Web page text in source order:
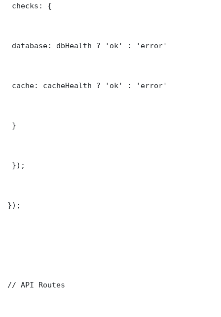
checks: {
database: dbHealth ? 'ok' : 'error'
cache: cacheHealth ? 'ok' : 'error'
}
});
});
// API Routes